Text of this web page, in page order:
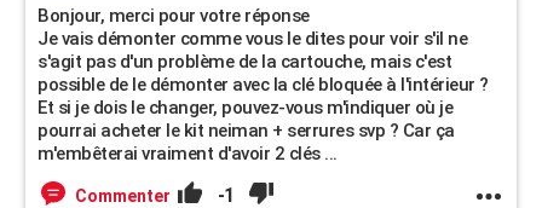
Bonjour, merci pour votre réponse
Je vais démonter comme vous le dites pour voir s'il ne
s'agit pas d'un problème de la cartouche, mais c'est
possible de le démonter avec la clé bloquée à l'intérieur ?
Et si je dois le changer, pouvez-vous m'indiquer où je
pourrai acheter le kit neiman + serrures svp ? Car ça
m'embêterai vraiment d'avoir 2 clés ...
Commenter -1